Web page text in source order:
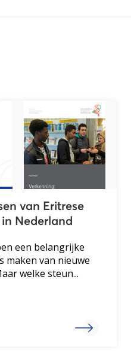
van Eritrese
Nederland
een belangrijke
maken van nieuwe
welke steun...